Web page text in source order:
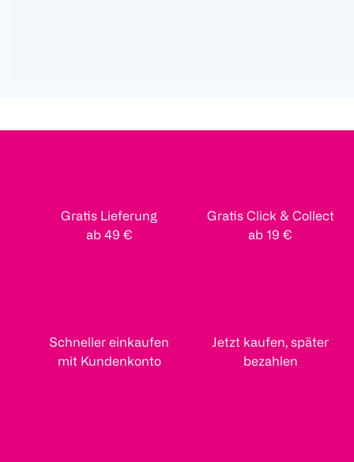
Gratis Lieferung
ab 49 €
Gratis Click & Collect
ab 19 €
Schneller einkaufen
mit Kundenkonto
Jetzt kaufen, später
bezahlen